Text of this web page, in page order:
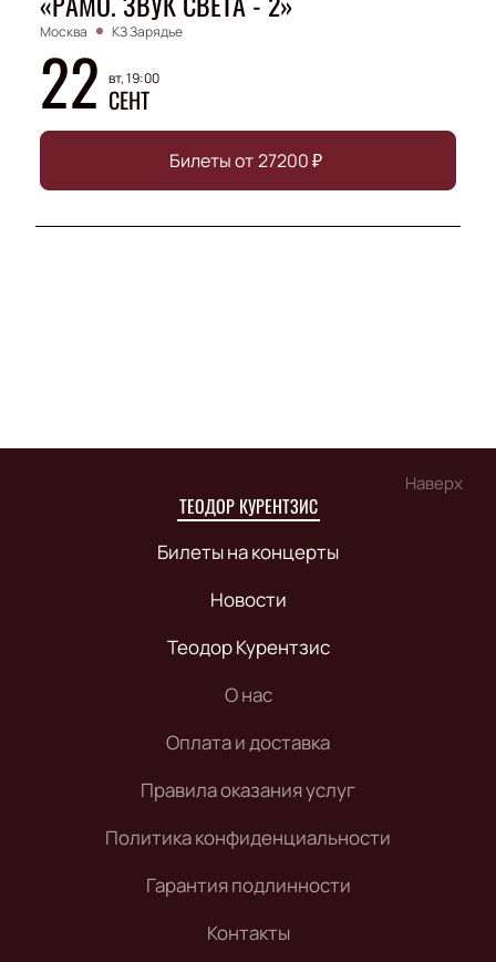
Москва КЗ Зарядье
22 вт, 19:00
СЕНТ
Билеты от27200₽
Наверх
ТЕОДОР КУРЕНТЗИС
Билеты на концерты
Новости
Теодор Курентзис
О нас
Оплата и доставка
Правила оказания услуг
Политика конфиденциальности
Гарантия подлинности
Контакты